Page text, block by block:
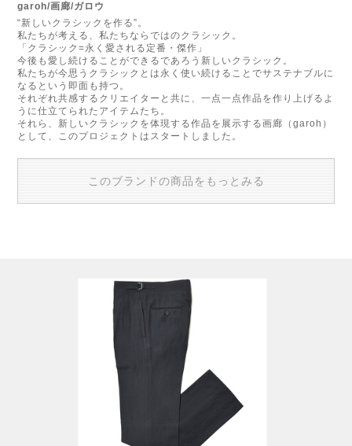
garoh/画廊/ガロウ
“新しいクラシックを作る”。
私たちが考える、私たちならではのクラシック。
「クラシック=永く愛される定番・傑作」
今後も愛し続けることができるであろう新しいクラシック。
私たちが今思うクラシックとは永く使い続けることでサステナブルに
なるという即面も持つ。
それぞれ共感するクリエイターと共に、一点一点作品を作り上げるよ
うに仕立てられたアイテムたち。
それら、新しいクラシックを体現する作品を展示する画廊（garoh）
として、このプロジェクトはスタートしました。
このブランドの商品をもっとみる